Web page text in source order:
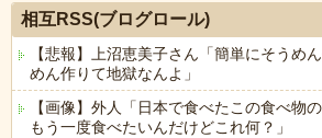
相互RSS(ブログロール)
【悲報】上沼恵美子さん「簡単にそうめ
めん作りて地獄なんよ」
【画像】外人「日本で食べたこの食べ物
もう一度食べたいんだけどこれ何？」